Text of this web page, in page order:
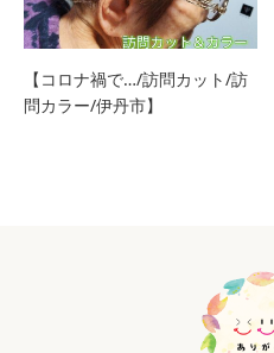
【コロナ禍で…/訪問カット/訪
問カラー/伊丹市】